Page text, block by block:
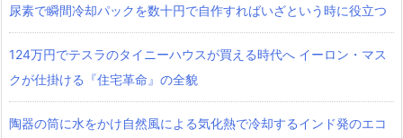
尿素で瞬間冷却パックを数十円で自作すればいざという時に役立つ
124万円でテスラのタイニーハウスが買える時代へ イーロン・マス
クが仕掛ける『住宅革命』の全貌
陶器の筒に水をかけ自然風による気化熱で冷却するインド発のエコ